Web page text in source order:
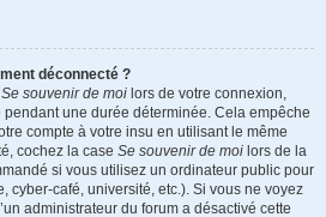
déconnecté ?
Se souvenir de moi lors de votre connexion,
une durée déterminée. Cela empêche
compte à votre insu en utilisant le même
cochez la case Se souvenir de moi lors de la
si vous utilisez un ordinateur public pour
cyber-café, université, etc.). Si vous ne voyez
administrateur du forum a désactivé cette